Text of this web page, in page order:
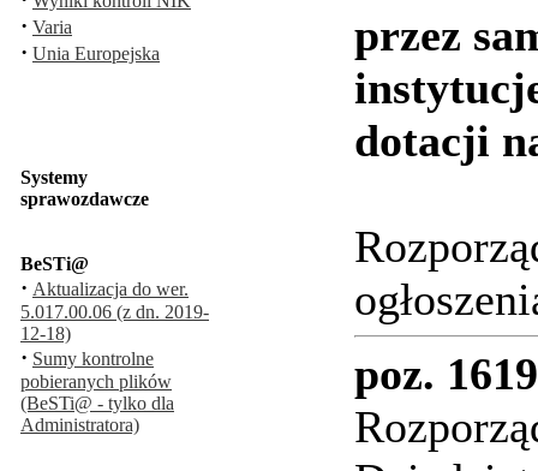
· Varia
· Unia Europejska
Systemy
sprawozdawcze
BeSTi@
· Aktualizacja do wer.
5.017.00.06 (z dn. 2019-
12-18)
· Sumy kontrolne
pobieranych plików
(BeSTi@ - tylko dla
Administratora)
przez
dotacji
poz. 1619